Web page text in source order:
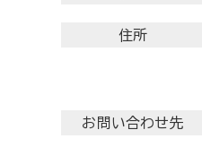
住所
お問い合わせ先